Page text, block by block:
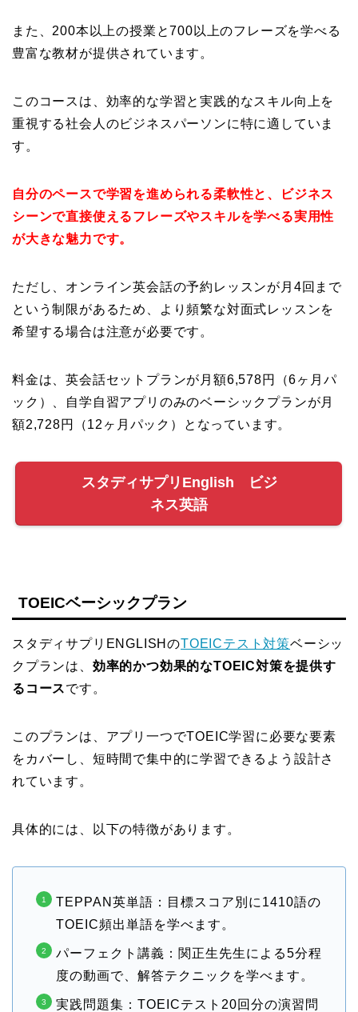
また、200本以上の授業と700以上のフレーズを学べる
豊富な教材が提供されています 。
このコースは、効率的な学習と実践的なスキル向上を
重視する社会人のビジネスパーソンに特に適していま
す。
自分のペースで学習を進められる柔軟性と、ビジネス
シーンで直接使えるフレーズやスキルを学べる実用性
が大きな魅力です。
ただし、オンライン英会話の予約レッスンが月4回まで
という制限があるため、より頻繁な対面式レッスンを
希望する場合は注意が必要です 。
料金は、英会話セットプランが月額6,578円（6ヶ月パ
ック）、自学自習アプリのみのベーシックプランが月
額2,728円（12ヶ月パック）となっています。
スタディサプリEnglish ビジ
ネス英語
TOEICベーシックプラン
スタディサプリENGLISHのTOEICテスト対策ベーシッ
クプランは、 効率的かつ効果的なTOEIC対策を提供す
るコースです。
このプランは、アプリ一つでTOEIC学習に必要な要素
をカバーし、短時間で集中的に学習できるよう設計さ
れています。
具体的には、以下の特徴があります。
TEPPAN英単語：目標スコア別に1410語の
TOEIC頻出単語を学べます 。
パーフェクト講義：関正生先生による5分程
度の動画で、解答テクニックを学べます 。
実践問題集：TOEICテスト20回分の演習問